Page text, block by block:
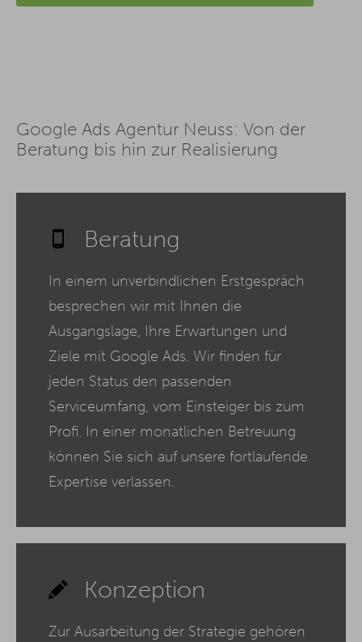
Google Ads Agentur Neuss: Von der
Beratung bis hin zur Realisierung
Beratung
In einem unverbindlichen Erstgespräch
besprechen wir mit Ihnen die
Ausgangslage, Ihre Erwartungen und
Ziele mit Google Ads. Wir finden für
jeden Status den passenden
Serviceumfang, vom Einsteiger bis zum
Profi. In einer monatlichen Betreuung
können Sie sich auf unsere fortlaufende
Expertise verlassen.
Konzeption
Zur Ausarbeitung der Strategie gehören